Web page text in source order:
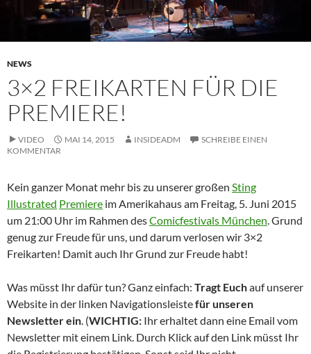
NEWS
3×2 FREIKARTEN FÜR DIE
PREMIERE!
VIDEO MAI 14, 2015 INSIDEADM
SCHREIBE EINEN
KOMMENTAR
Kein ganzer Monat mehr bis zu unserer großen Sting
Illustrated Premiere im Amerikahaus am Freitag, 5. Juni 2015
um 21:00 Uhr im Rahmen desComicfestivals München. Grund
genug zur Freude für uns, und darum verlosen wir 3×2
Freikarten! Damit auch Ihr Grund zur Freude habt!
Was müsst Ihr dafür tun? Ganz einfach: Tragt Euchauf unserer
Website in der linken Navigationsleistefür unseren
Newsletterein. (WICHTIG: Ihr erhaltet dann eine Email vom
Newsletter mit einem Link. Durch Klick auf den Link müsst Ihr